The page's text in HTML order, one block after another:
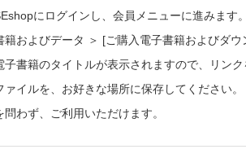
にログインし、会員メニューに進みます。
籍およびデータ ＞ [ご購入電子書籍およびダウ
子書籍のタイトルが表示されますので、リン
ァイルを、お好きな場所に保存してください。
わず、ご利用いただけます。